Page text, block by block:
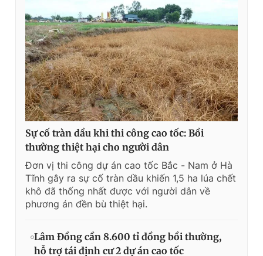
Sự cố tràn dầu khi thi công cao tốc: Bồi
thường thiệt hại cho người dân
Đơn vị thi công dự án cao tốc Bắc - Nam ở Hà
Tĩnh gây ra sự cố tràn dầu khiến 1,5 ha lúa chết
khô đã thống nhất được với người dân về
phương án đền bù thiệt hại.
Lâm Đồng cần 8.600 tỉ đồng bồi thường,
hỗ trợ tái định cư 2 dự án cao tốc